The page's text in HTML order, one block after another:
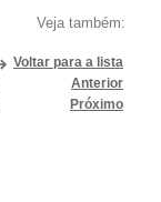
Veja também:
Voltar para a lista
Anterior
Próximo